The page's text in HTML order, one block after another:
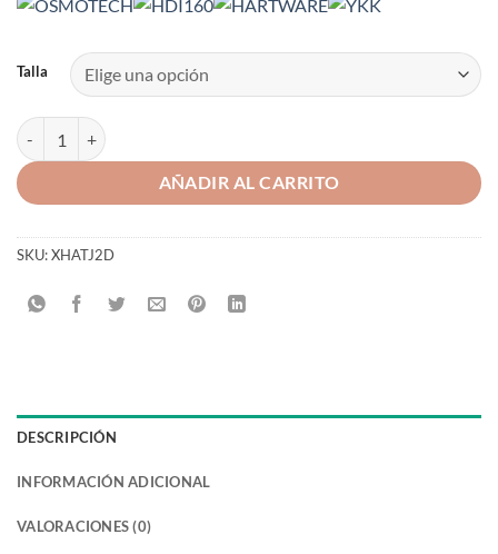
Talla
CHAQUETA HART ALTAI-J 2D cantidad
AÑADIR AL CARRITO
SKU:XHATJ2D
DESCRIPCIÓN
INFORMACIÓN ADICIONAL
VALORACIONES (0)